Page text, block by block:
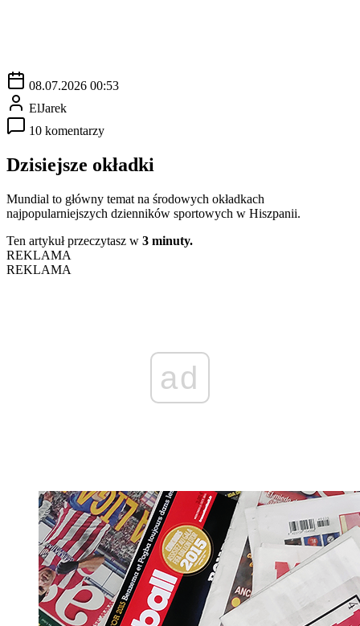
08.07.2026 00:53
ElJarek
10 komentarzy
Dzisiejsze okładki
Mundial to główny temat na środowych okładkach
najpopularniejszych dzienników sportowych w Hiszpanii.
Ten artykuł przeczytasz w 3 minuty.
REKLAMA
REKLAMA
ad